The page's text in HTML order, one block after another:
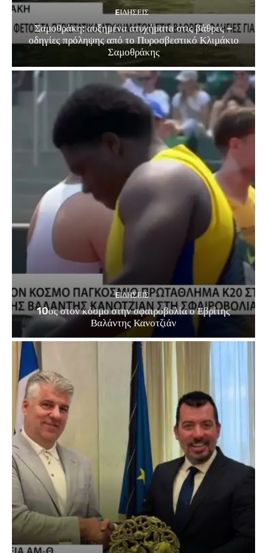
EΙΔΗΣΕΙΣ
Σαμοθράκη: αυξημένα ατυχήματα στις βάθρες –
οδηγίες πρόληψης από το Πυροσβεστικό Κλιμάκιο
Σαμοθράκης
EΙΔΗΣΕΙΣ
10ος στον κόσμο στην σφαιροβολία ο Εβρίτης
Βαλάντης Κανοτζιάν